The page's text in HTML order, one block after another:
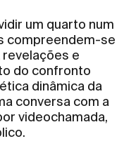
um quarto num
compreendem-se
e
do confronto
dinâmica da
conversa com a
videochamada,